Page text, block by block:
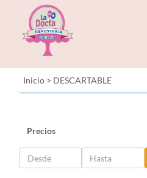
Inicio > DESCARTABLE
Precios